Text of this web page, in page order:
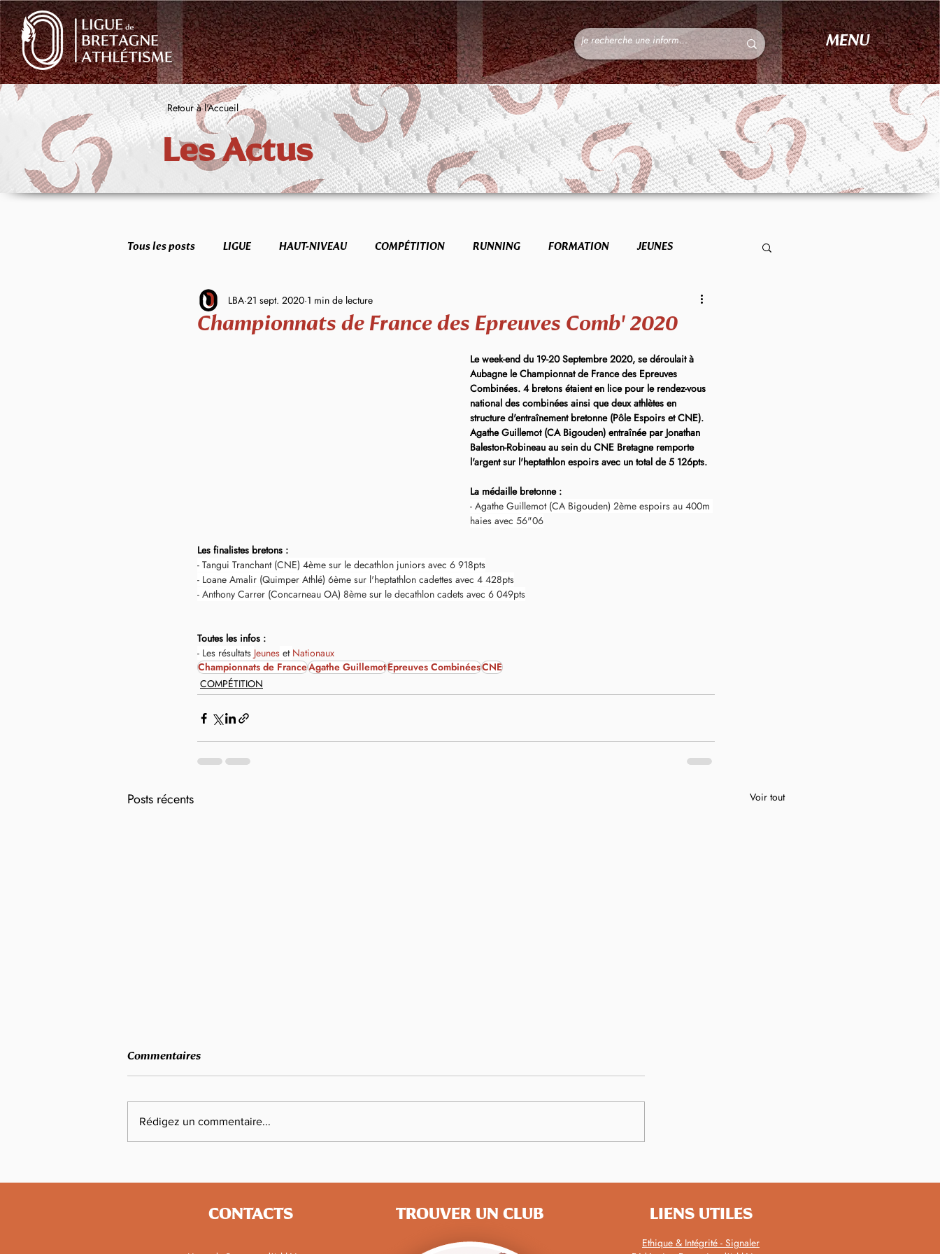
MENU
Retour à l'Accueil
Les Actus
Tous les posts LIGUE HAUT-NIVEAU COMPÉTITION RUNNING FORMATION JEUNES
FORME & SANTÉ ETR
Championnats de France des Epreuves Comb' 2020
LBA 21 sept. 2020 1 min de lecture
Le week-end du 19-20 Septembre 2020, se déroulait à
Aubagne le Championnat de France des Epreuves
Combinées. 4 bretons étaient en lice pour le rendez-vous
national des combinées ainsi que deux athlètes en
structure d'entraînement bretonne (Pôle Espoirs et CNE).
Agathe Guillemot (CA Bigouden) entraînée par Jonathan
Baleston-Robineau au sein du CNE Bretagne remporte
l'argent sur l'heptathlon espoirs avec un total de 5 126pts.
La médaille bretonne :
- Agathe Guillemot (CA Bigouden) 2ème espoirs au 400m
haies avec 56"06
Les finalistes bretons :
- Tangui Tranchant (CNE) 4ème sur le decathlon juniors avec 6 918pts
- Loane Amalir (Quimper Athlé) 6ème sur l'heptathlon cadettes avec 4 428pts
- Anthony Carrer (Concarneau OA) 8ème sur le decathlon cadets avec 6 049pts
Toutes les infos :
- Les résultats Jeunes et Nationaux
Championnats de FranceAgathe GuillemotEpreuves CombinéesCNE
COMPÉTITION
Posts récents Voir tout
d'Épreuves Combinées : Maël
Master : 14 bretons médaillés
Bretagne sous la chaleur avec
Commentaires
Rédigez un commentaire...
CONTACTS LIENS UTILES
Ethique & Intégrité - Signaler
TROUVER UN CLUB